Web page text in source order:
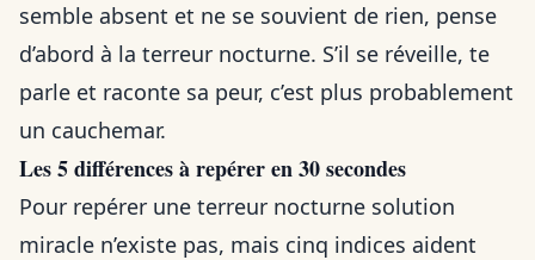
semble absent et ne se souvient de rien, pense
d’abord à la terreur nocturne. S’il se réveille, te
parle et raconte sa peur, c’est plus probablement
un cauchemar.
Les 5 différences à repérer en 30 secondes
Pour repérer une terreur nocturne solution
miracle n’existe pas, mais cinq indices aident